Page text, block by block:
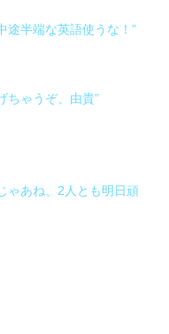
途半端な英語使うな！”
ちゃうぞ、由貴”
ゃあね、2人とも明日頑